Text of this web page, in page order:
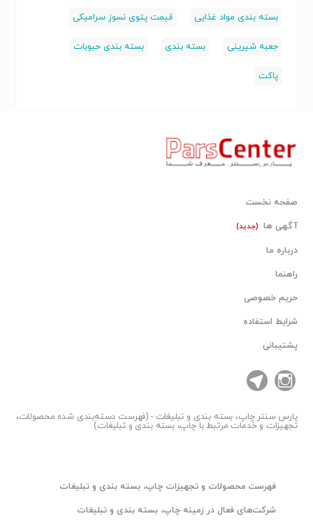
بسته بندی مواد غذایی قیمت پتوی نسوز سرامیکی
جعبه شیرینی بسته بندی بسته بندی حبوبات
پاکت
صفحه نخست
آگهی ها (جدید)
درباره ما
راهنما
حریم خصوصی
شرایط استفاده
پشتیبانی
پارس سنترچاپ، بسته بندی و تبلیغات - (فهرست دسته‌بندی شده محصولات،
تجهیزات و خدمات مرتبط با چاپ، بسته بندی و تبلیغات)
فهرست محصولات و تجهیزات چاپ، بسته بندی و تبلیغات
شرکت‌های فعال در زمینه چاپ، بسته بندی و تبلیغات